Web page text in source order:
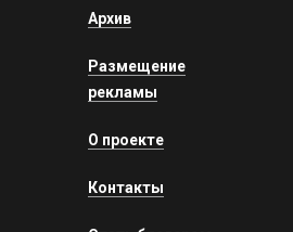
Архив
Размещение
рекламы
О проекте
Контакты